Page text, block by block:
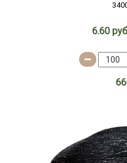
6.60 руб